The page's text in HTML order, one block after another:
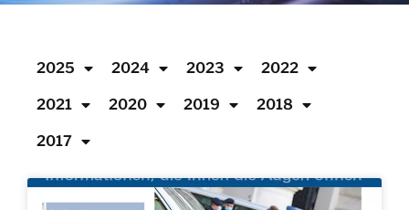
2025 2024 2023 2022
2021 2020 2019 2018
2017